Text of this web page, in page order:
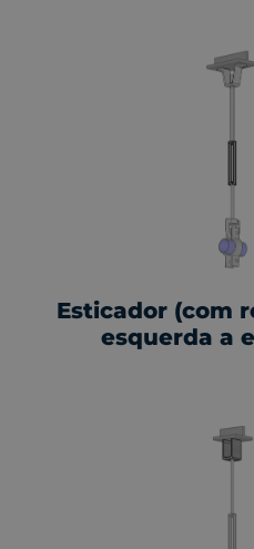
Esticador (com
esquerda a